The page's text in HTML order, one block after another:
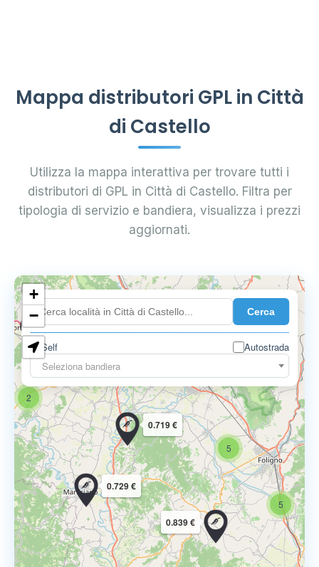
Mappa distributori GPL in Città
di Castello
Utilizza la mappa interattiva per trovare tutti i
distributori di GPL in Città di Castello. Filtra per
tipologia di servizio e bandiera, visualizza i prezzi
aggiornati.
Cerca
Self
Autostrada
Seleziona bandiera
5
5
2
12
0.839 €
0.729 €
0.719 €
0.719 €
+
−